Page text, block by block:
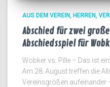
AUS DEM VEREIN HERREN
Abschied für zwei
Abschiedsspiel für
Wobker vs. Pille – Das ist
Am 28. August treffen die
Vereinsgrößen aufeinander